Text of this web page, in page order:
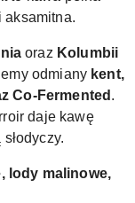
aksamitna.
oraz Kolumbii
odmiany kent,
Co-Fermented .
daje kawę
lody malinowe,